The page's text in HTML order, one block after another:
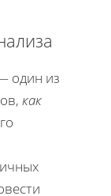
один из
как